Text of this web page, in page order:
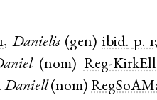
,Danielis(gen) ibid. p. 1;
(nom) Reg-
Daniell(nom)